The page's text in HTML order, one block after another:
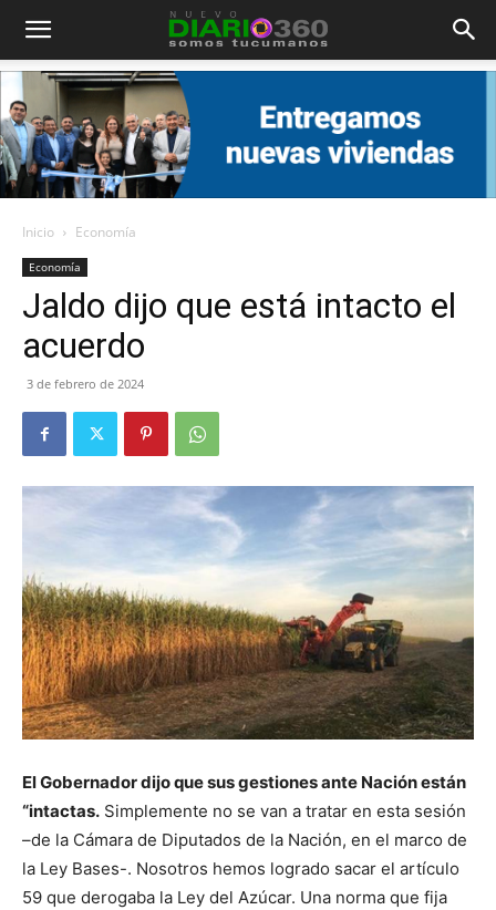
Diario
360
Inicio Economía
Economía
Jaldo dijo que está intacto el
acuerdo
3 de febrero de 2024
El Gobernador dijo que sus gestiones ante Nación están
“intactas. Simplemente no se van a tratar en esta sesión
–de la Cámara de Diputados de la Nación, en el marco de
la Ley Bases-. Nosotros hemos logrado sacar el artículo
59 que derogaba la Ley del Azúcar. Una norma que fija